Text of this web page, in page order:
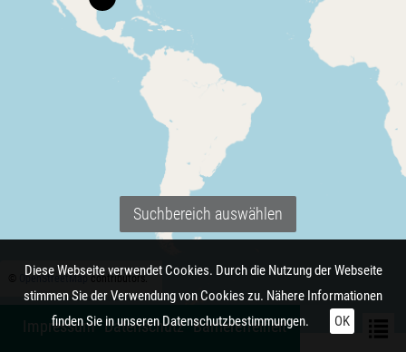
OpenStreetMapcontributors.
Suchbereich auswählen
Diese Webseite verwendet Cookies. Durch die Nutzung der Webseite
stimmen Sie der Verwendung von Cookies zu. Nähere Informationen
finden Sie in unserenDatenschutzbestimmungen. OK
Impressum Datenschutz Barrierefreiheit